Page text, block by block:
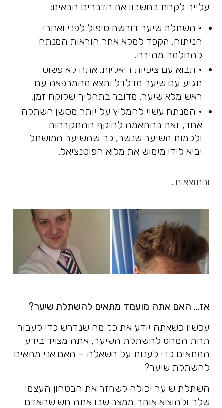
עלייך לקחת בחשבון את הדברים הבאים:
• השתלת שיער דורשת טיפול לפני ואחרי
הניתוח. הקפד למלא אחר הוראות המנתח
להחלמה מהירה.
• תבוא עם ציפיות ריאליות. אתה לא פשוט
תגיע עם שיער מדלדל ותצא מהמרפאה עם
ראש מלא שיער. מדובר בתהליך שלוקח זמן.
• המנתח עשוי להמליץ על יותר מסשן השתלה
אחד, זאת בהתאמה להיקף ההתקרחות
ולכמות השיער שנשר, כך שהשיער המושתל
יביא לידי מימוש את מלוא הפוטנציאל.
והתוצאות…
אז… האם אתה מועמד מתאים להשתלת שיער?
עכשיו כשאתה יודע את כל מה שנדרש כדי לעבור
תחת המחט להשתלת השיער, אתה מצויד בידע
המתאים כדי לענות על השאלה – האם אני מתאים
להשתלת שיער?
השתלת שיער יכולה לשחזר את הבטחון העצמי
שלך ולהוציא אותך ממצב שבו אתה חש שהאדם